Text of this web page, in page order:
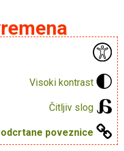
Visoki kontrast
Čitljiv slog
poveznice
knjiga.